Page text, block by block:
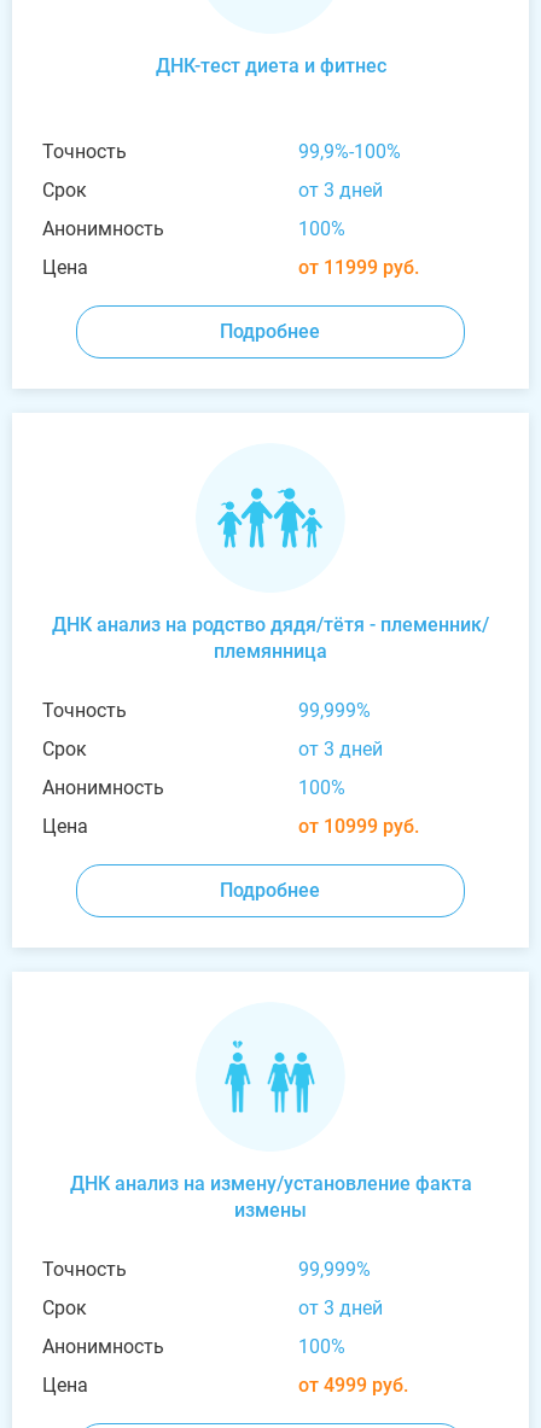
ДНК-тест диета и фитнес
Точность
99,9%-100%
Срок
от 3 дней
Анонимность
100%
Цена
от 11999 руб.
Подробнее
ДНК анализ на родство дядя/тётя - племенник/
племянница
Точность
99,999%
Срок
от 3 дней
Анонимность
100%
Цена
от 10999 руб.
Подробнее
ДНК анализ на измену/установление факта
измены
Точность
99,999%
Срок
от 3 дней
Анонимность
100%
Цена
от 4999 руб.